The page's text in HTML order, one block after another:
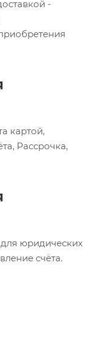
-
картой,
Рассрочка,
юридических
счёта.